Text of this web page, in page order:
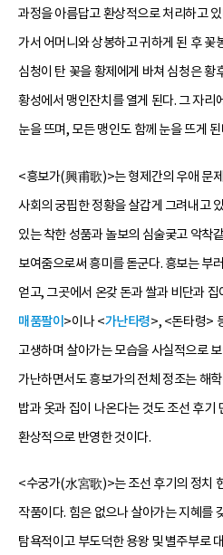
과정을 아름답고 환상적으로 처리하고
가서 어머니와 상봉하고 귀하게 된 후 꽃
심청이 탄 꽃을 황제에게 바쳐 심청은 황
황성에서 맹인잔치를 열게 된다. 그 자리
눈을 뜨며, 모든 맹인도 함께 눈을 뜨게
<흥보가(興甫歌)>는 형제간의 우애 문
사회의 궁핍한 정황을 살갑게 그려내고
있는 착한 성품과 놀보의 심술궂고 악착
보여줌으로써 흥미를 돋군다. 흥보는 부
얻고, 그곳에서 온갖 돈과 쌀과 비단과
매품팔이 >이나 <가난타령>, <돈타령>
고생하며 살아가는 모습을 사실적으로
가난하면서도 흥보가의 전체 정조는 해
밥과 옷과 집이 나온다는 것도 조선 후기
환상적으로 반영한 것이다.
<수궁가(水宮歌)>는 조선 후기의 정치
작품이다. 힘은 없으나 살아가는 지혜를
탐욕적이고 부도덕한 용왕 및 별주부로